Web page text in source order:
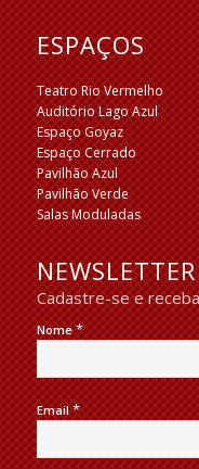
ESPAÇOS
Teatro Rio Vermelho
Auditório Lago Azul
Espaço Goyaz
Espaço Cerrado
Pavilhão Azul
Pavilhão Verde
Salas Moduladas
NEWSLETTER
Cadastre-se e
Nome*
Email*